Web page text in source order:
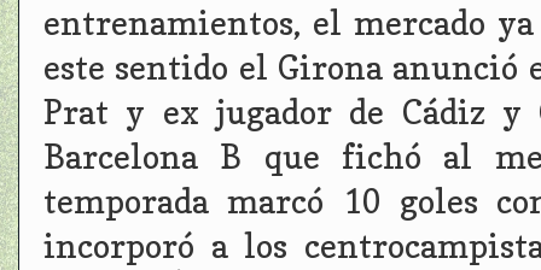
entrenamientos, el mercado
este sentido el Girona anunció
Prat y ex jugador de Cádiz
Barcelona B que fichó al
temporada marcó 10 goles
incorporó a los